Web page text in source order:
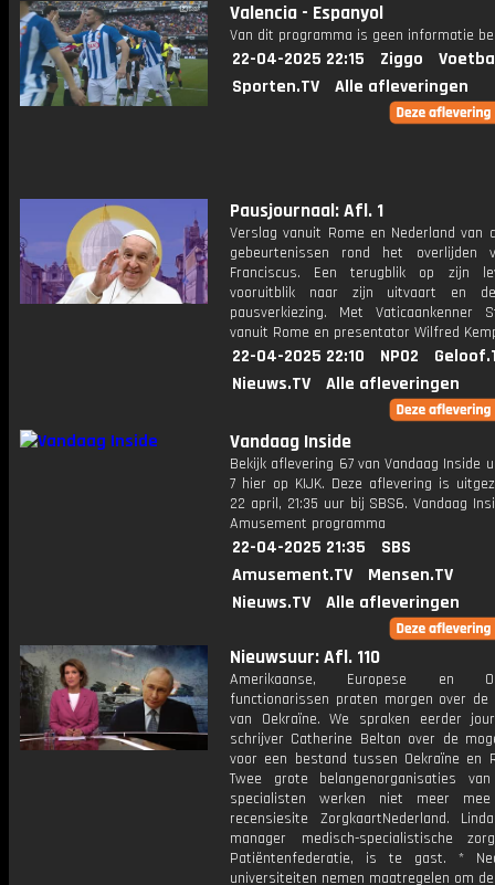
Valencia - Espanyol
Van dit programma is geen informatie
22-04-2025 22:15 Ziggo
Sporten.TV
Alle afleveringen
Pausjournaal: Afl. 1
Verslag vanuit Rome en Nederland van
gebeurtenissen rond het overlijden
Franciscus. Een terugblik op zijn
vooruitblik naar zijn uitvaart en
pausverkiezing. Met Vaticaankenner
vanuit Rome en presentator Wilfred
22-04-2025 22:10 NPO2
Nieuws.TV
Alle afleveringen
Vandaag Inside
Bekijk aflevering 67 van Vandaag Inside
7 hier op KIJK. Deze aflevering is
22 april, 21:35 uur bij SBS6. Vandaag
Amusement programma
22-04-2025 21:35
SBS
Amusement.TV
Mensen.TV
Nieuws.TV
Alle afleveringen
Nieuwsuur: Afl. 110
Amerikaanse, Europese en
functionarissen praten morgen over de
van Oekraïne. We spraken eerder
schrijver Catherine Belton over de
voor een bestand tussen Oekraïne en
Twee grote belangenorganisaties
specialisten werken niet meer
recensiesite ZorgkaartNederland.
manager medisch-specialistische
Patiëntenfederatie, is te gast. *
universiteiten nemen maatregelen om